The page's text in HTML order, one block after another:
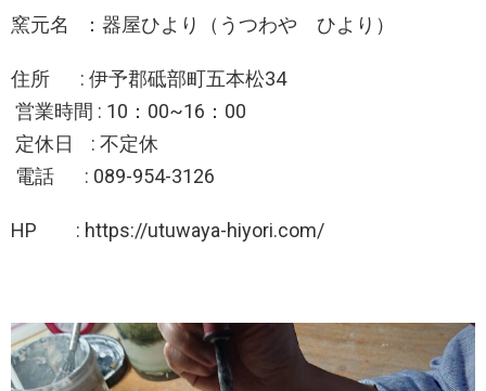
窯元名 ：器屋ひより（うつわや ひより）
住所 : 伊予郡砥部町五本松34
営業時間 : 10：00~16：00
定休日 : 不定休
電話 : 089-954-3126
HP : https://utuwaya-hiyori.com/